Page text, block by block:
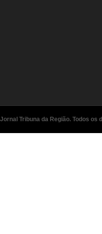
Jornal Tribuna da Região. Todos os